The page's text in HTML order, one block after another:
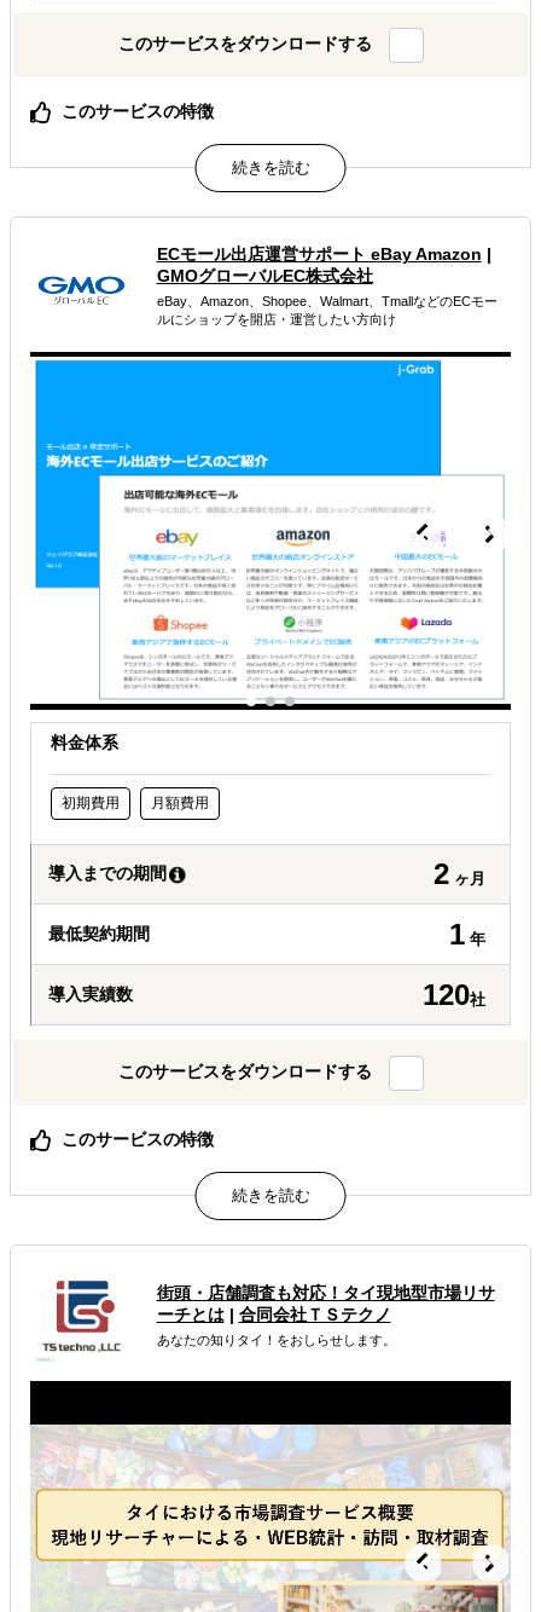
このサービスをダウンロードする
このサービスの特徴
法人登記,不動産,税務,ビザ
海外進出総合支援 海外市場調査・マーケティング
現地日本人向けプロモーション
解決できる課題
外国人材／グローバル人材を活用したい
店舗出店のサポートをして欲しい
ECモール出店運営サポート eBay Amazon |
GMOグローバルEC株式会社
eBay、Amazon、Shopee、Walmart、TmallなどのECモー
ルにショップを開店・運営したい方向け
料金体系
初期費用 月額費用
導入までの期間 2 ヶ月
最低契約期間 1 年
導入実績数 120社
このサービスをダウンロードする
このサービスの特徴
ジェイグラブの越境ECコンサルタントは、イーベイ・ジャ
パンが認定する公認コンサルタントです。
属するジャンル
海外市場調査・マーケティング 海外ECモール出品代行
ソーシャルメディアで海外展開
自社商材の現地でのニーズを知りたい
オンラインで販路開拓したい
店舗出店のサポートをして欲しい
街頭・店舗調査も対応！タイ現地型市場リサ
ーチとは| 合同会社ＴＳテクノ
あなたの知りタイ！をおしらせします。